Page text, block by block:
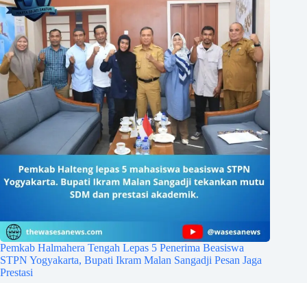
Pemkab Halmahera Tengah Lepas 5 Penerima Beasiswa
STPN Yogyakarta, Bupati Ikram Malan Sangadji Pesan Jaga
Prestasi